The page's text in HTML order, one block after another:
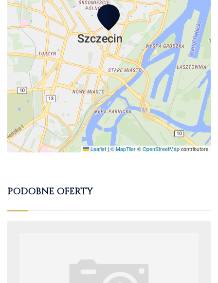
Leaflet | © MapTiler © OpenStreetMapcontributors
PODOBNE OFERTY